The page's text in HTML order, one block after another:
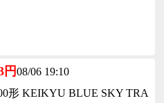
円08/06 19:10
形 KEIKYU BLUE SKY TRA